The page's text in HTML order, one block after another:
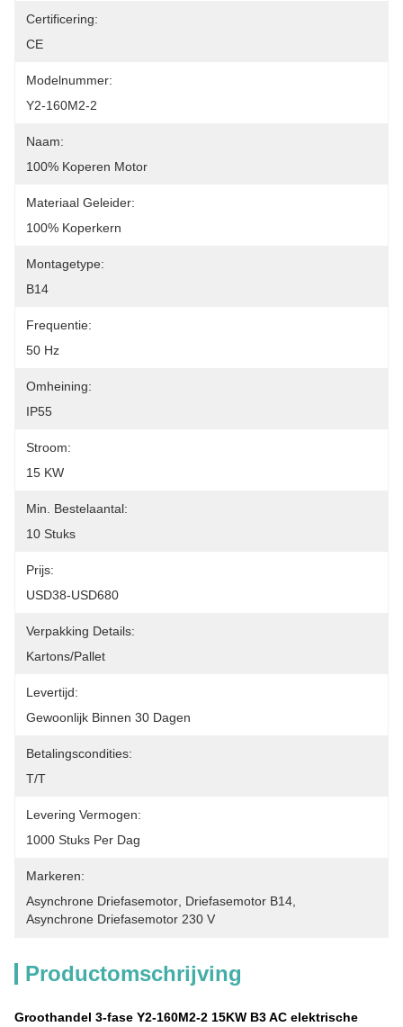
Certificering:
CE
Modelnummer:
Y2-160M2-2
Naam:
100% Koperen Motor
Materiaal Geleider:
100% Koperkern
Montagetype:
B14
Frequentie:
50 Hz
Omheining:
IP55
Stroom:
15 KW
Min. Bestelaantal:
10 Stuks
Prijs:
USD38-USD680
Verpakking Details:
Kartons/Pallet
Levertijd:
Gewoonlijk Binnen 30 Dagen
Betalingscondities:
T/T
Levering Vermogen:
1000 Stuks Per Dag
Markeren:
Asynchrone Driefasemotor Driefasemotor B14
Asynchrone Driefasemotor 230 V
Productomschrijving
Groothandel 3-fase Y2-160M2-2 15KW B3 AC elektrische